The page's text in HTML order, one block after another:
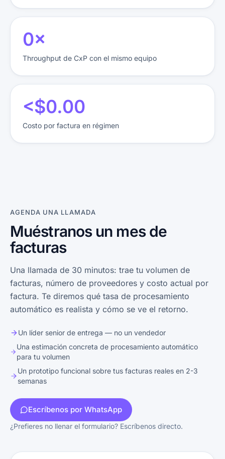
3×
Throughput de CxP con el mismo equipo
<$0.34
Costo por factura en régimen
AGENDA UNA LLAMADA
Muéstranos un mes de
facturas
Una llamada de 30 minutos: trae tu volumen de
facturas, número de proveedores y costo actual por
factura. Te diremos qué tasa de procesamiento
automático es realista y cómo se ve el retorno.
Un líder senior de entrega — no un vendedor
Una estimación concreta de procesamiento automático
para tu volumen
Un prototipo funcional sobre tus facturas reales en 2-3
semanas
Escríbenos por WhatsApp
¿Prefieres no llenar el formulario? Escríbenos directo.